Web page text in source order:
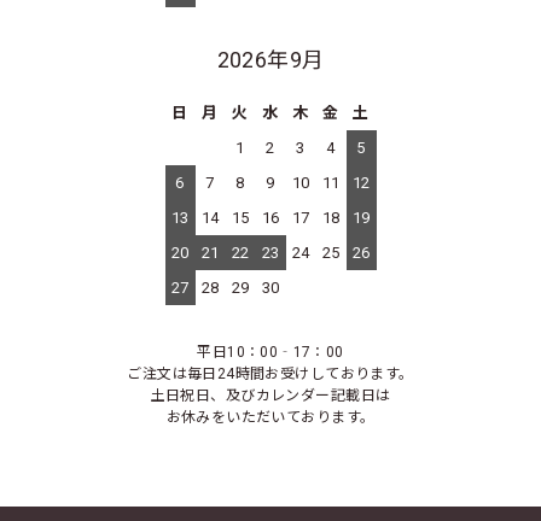
2026年9月
日 月 火 水 木 金
土
1
2 3 4
5
6
7 8 9 10 11
12
13
14 15 16 17 18
19
20
21 22 23 24 25
26
27
28 29 30
平日10：00‐17：00
ご注文は毎日24時間お受けしております。
土日祝日、及びカレンダー記載日は
お休みをいただいております。